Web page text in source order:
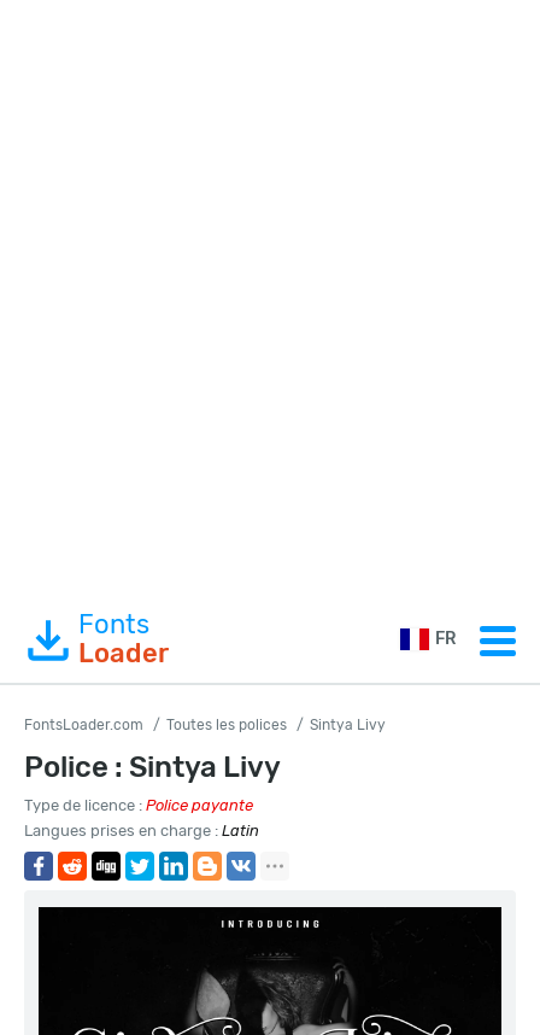
Fonts
Loader
FR
FontsLoader.com Toutes les polices Sintya Livy
Police : Sintya Livy
Type de licence : Police payante
Langues prises en charge : Latin